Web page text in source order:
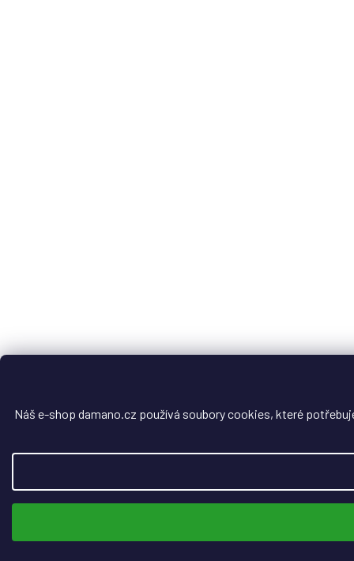
Náš e-shop damano.cz používá soubory cookies, které